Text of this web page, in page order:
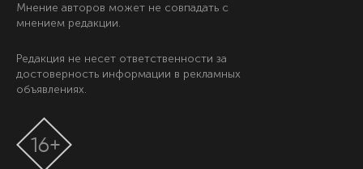
Мнение авторов может не совпадать с
мнением редакции.
Редакция не несет ответственности за
достоверность информации в рекламных
объявлениях.
16+